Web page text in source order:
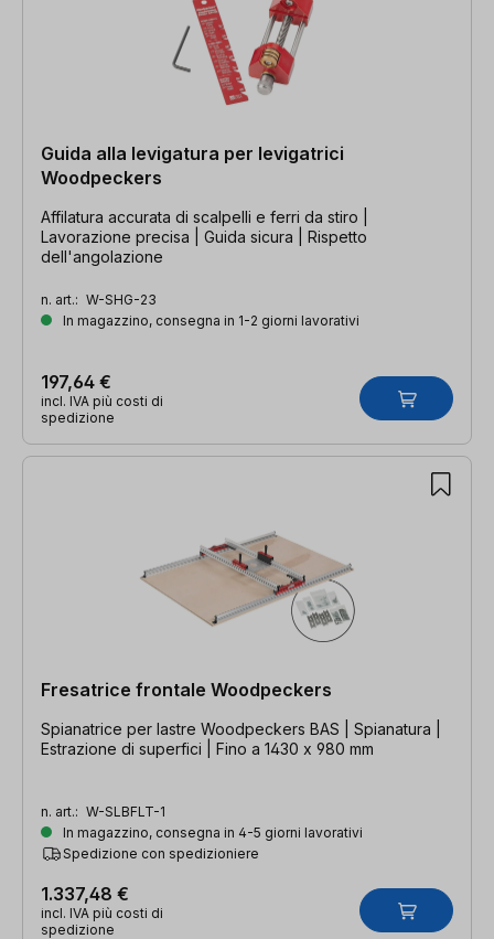
Guida alla levigatura per levigatrici
Woodpeckers
Affilatura accurata di scalpelli e ferri da stiro |
Lavorazione precisa | Guida sicura | Rispetto
dell'angolazione
n. art.: W-SHG-23
In magazzino, consegna in 1-2 giorni lavorativi
197,64 €
incl. IVA più costi di
spedizione
Fresatrice frontale Woodpeckers
Spianatrice per lastre Woodpeckers BAS | Spianatura |
Estrazione di superfici | Fino a 1430 x 980 mm
n. art.: W-SLBFLT-1
In magazzino, consegna in 4-5 giorni lavorativi
Spedizione con spedizioniere
1.337,48 €
incl. IVA più costi di
spedizione